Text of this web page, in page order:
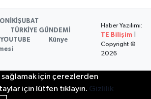
ONİKİŞUBAT
TÜRKİYE GÜNDEMİ
YOUTUBE
Künye
Haber Yazılımı:
TE Bilişim
Copyright ©
2026
sağlamak için çerezlerden
için lütfen tıklayın. Gizlilik